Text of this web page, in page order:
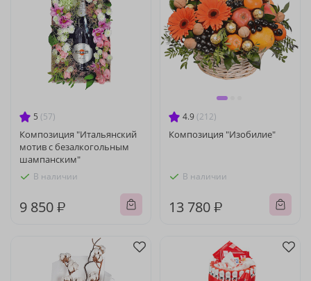
5 (57)
Композиция "Итальянский
мотив с безалкогольным
шампанским"
В наличии
9 850 ₽
4.9 (212)
Композиция "Изобилие"
В наличии
13 780 ₽